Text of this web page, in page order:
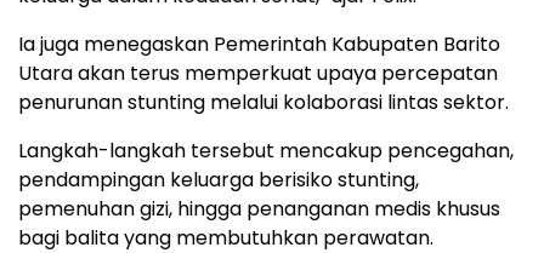
Ia juga menegaskan Pemerintah Kabupaten Barito
Utara akan terus memperkuat upaya percepatan
penurunan stunting melalui kolaborasi lintas sektor.
Langkah-langkah tersebut mencakup pencegahan,
pendampingan keluarga berisiko stunting,
pemenuhan gizi, hingga penanganan medis khusus
bagi balita yang membutuhkan perawatan.